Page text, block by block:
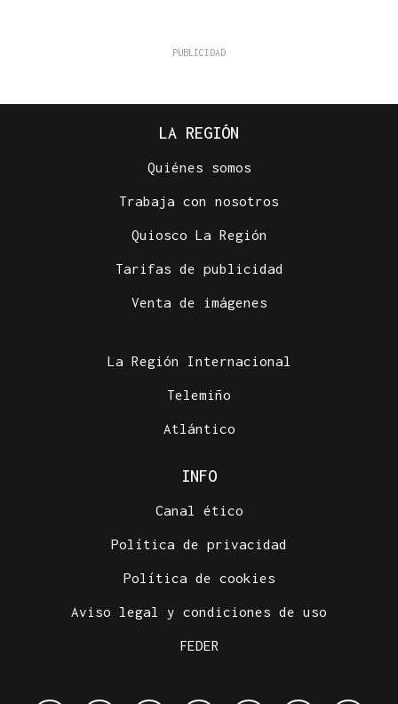
LA REGIÓN
Quiénes somos
Trabaja con nosotros
Quiosco La Región
Tarifas de publicidad
Venta de imágenes
La Región Internacional
Telemiño
Atlántico
INFO
Canal ético
Política de privacidad
Política de cookies
Aviso legal y condiciones de uso
FEDER